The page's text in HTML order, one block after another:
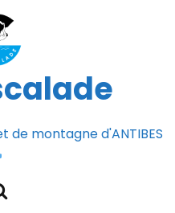
de montagne d'ANTIBES